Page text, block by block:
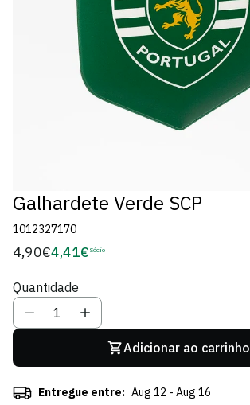
Galhardete Verde SCP
1012327170
Preço
4,90€Preço
Sócio
4,41€ Sócio
Quantidade
Adicionar ao carrinho
Entregue entre: Aug 12 - Aug 16